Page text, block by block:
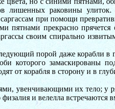
раковины
при помощи
пятнами прекрасно прячется
своим спирально
порой даже корабли в
которого замаскированы
от корабля в сторону и в
увенчивающими их тело; у
и велелла встречаются